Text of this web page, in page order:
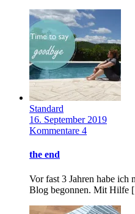
Standard
16. September 2019
Kommentare 4
the end
Vor fast 3 Jahren habe ich
Blog begonnen. Mit